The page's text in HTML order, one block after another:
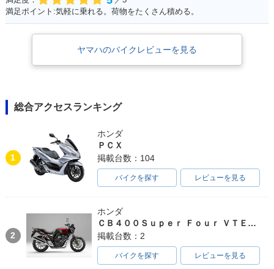
満足ポイント:気軽に乗れる。荷物をたくさん積める。
ヤマハのバイクレビューを見る
総合アクセスランキング
1
ホンダ
ＰＣＸ
掲載台数：104
バイクを探す レビューを見る
2
ホンダ
ＣＢ４００Ｓｕｐｅｒ Ｆｏｕｒ ＶＴＥＣ ＳＰＥＣ３
掲載台数：2
バイクを探す レビューを見る